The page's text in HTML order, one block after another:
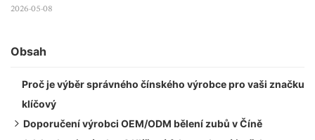
2026-05-08
Obsah
Proč je výběr správného čínského výrobce pro vaši značku
klíčový
Doporučení výrobci OEM/ODM bělení zubů v Číně